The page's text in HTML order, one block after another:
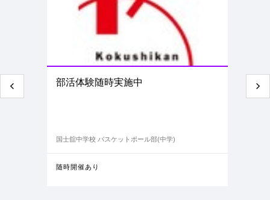
部活体験随時実施中
国士舘中学校 バスケットボール部(中学)
随時開催あり